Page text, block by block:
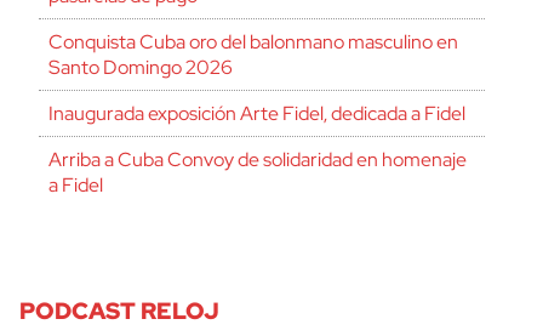
Conquista Cuba oro del balonmano masculino en
Santo Domingo 2026
Inaugurada exposición Arte Fidel, dedicada a Fidel
Arriba a Cuba Convoy de solidaridad en homenaje
a Fidel
PODCAST RELOJ